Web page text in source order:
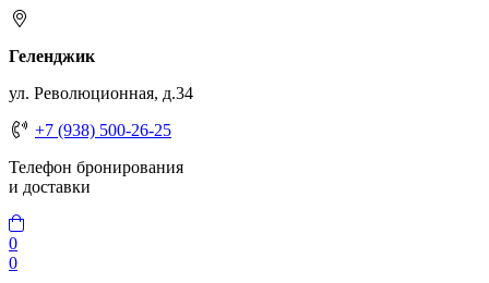
Геленджик
ул. Революционная, д.34
+7 (938) 500-26-25
Телефон бронирования
и доставки
0
0